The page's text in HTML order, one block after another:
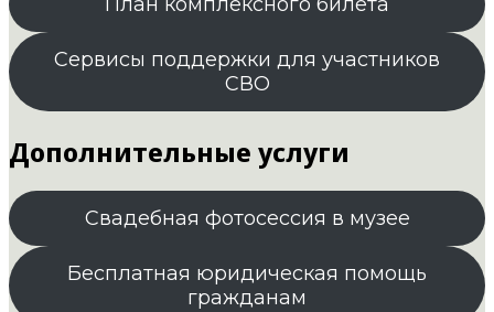
Сервисы поддержки для участников
СВО
Дополнительные услуги
Свадебная фотосессия в музее
Бесплатная юридическая помощь
гражданам